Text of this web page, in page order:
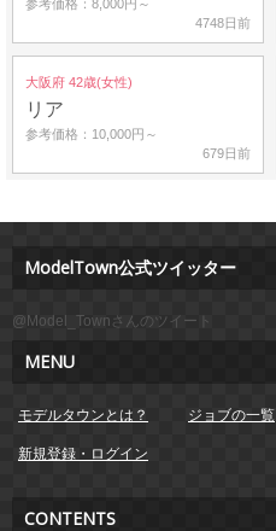
参考価格：8,000円～
4748日前
大阪府 42歳(女性)
リア
参考価格：10,000円～
679日前
ModelTown公式ツイッター
@Model_Townさんのツイート
MENU
モデルタウンとは？ ジョブの一覧
新規登録・ログイン
CONTENTS